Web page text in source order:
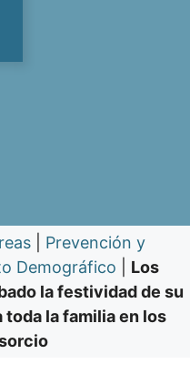
Prevención y
Demográfico
Los
la festividad de su
la familia en los